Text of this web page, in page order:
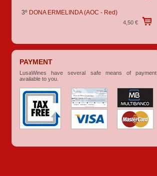
3º DONA ERMELINDA(AOC - Red)
4,50 €
PAYMENT
LusaWines have several safe means of payment
available to you.